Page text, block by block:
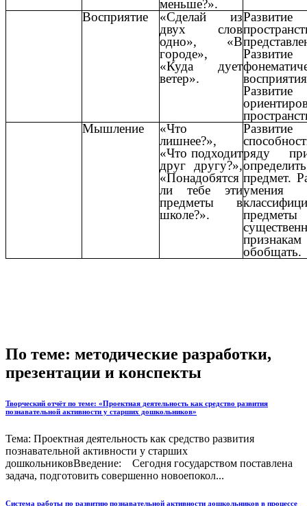
меньше?».
Восприятие
«Сделай из
двух слов
одно», «В
городе»,
«Куда дует
ветер».
Развитие
Развитие
Развитие
Мышление
«Что
лишнее?»,
«Что подходит
друг другу?»,
«Понадобятся
ли тебе эти
предметы в
школе?».
Развитие
ряду
определить
предмет.
умения
обобщать.
По теме: методические разработки,
презентации и конспекты
Творческий отчёт по теме: «Проектная деятельность как средство развития
познавательной активности у старших дошкольников»
Тема: Проектная деятельность как средство развития
познавательной активности у старших
дошкольниковВведение: Сегодня государством поставлена
задача, подготовить совершенно новоепокол...
Система работы по развитию познавательной активности дошкольников в процессе